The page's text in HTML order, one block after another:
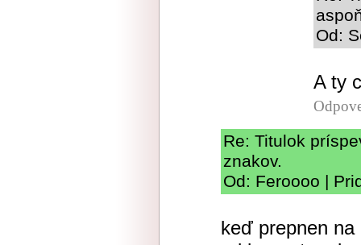
Od:
A ty
Re: Titulok
znakov.
Od: Feroooo |
keď prepnen